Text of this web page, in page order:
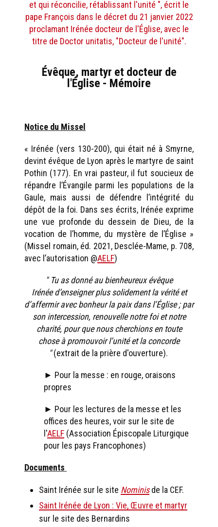
et qui réconcilie, rétablissant l'unité ", écrit le
pape François dans le décret du 21 janvier 2022
proclamant Irénée docteur de l'Église, avec le
titre de Doctor unitatis, "Docteur de l'unité".
Évêque, martyr et docteur de
l'Église - Mémoire
Notice du Missel
« Irénée (vers 130-200), qui était né à Smyrne,
devint évêque de Lyon après le martyre de saint
Pothin (177). En vrai pasteur, il fut soucieux de
répandre l’Évangile parmi les populations de la
Gaule, mais aussi de défendre l’intégrité du
dépôt de la foi. Dans ses écrits, Irénée exprime
une vue profonde du dessein de Dieu, de la
vocation de l’homme, du mystère de l’Église »
(Missel romain, éd. 2021, Desclée-Mame, p. 708,
avec l’autorisation @AELF)
" Tu as donné au bienheureux évêque
Irénée d’enseigner plus solidement la vérité et
d’affermir avec bonheur la paix dans l’Église ; par
son intercession, renouvelle notre foi et notre
charité, pour que nous cherchions en toute
chose à promouvoir l’unité et la concorde
"(extrait de la prière d'ouverture).
► Pour la messe : en rouge, oraisons
propres
► Pour les lectures de la messe et les
offices des heures, voir sur le site de
l'AELF (Association Épiscopale Liturgique
pour les pays Francophones)
Documents
Saint Irénée sur le site Nominis de la CEF.
Saint Irénée de Lyon : Vie, Œuvre et martyr
sur le site des Bernardins